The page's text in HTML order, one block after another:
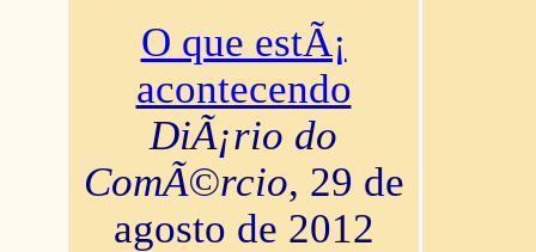
O que estÃ¡
acontecendo
DiÃ¡rio do
ComÃ©rcio, 29 de
agosto de 2012